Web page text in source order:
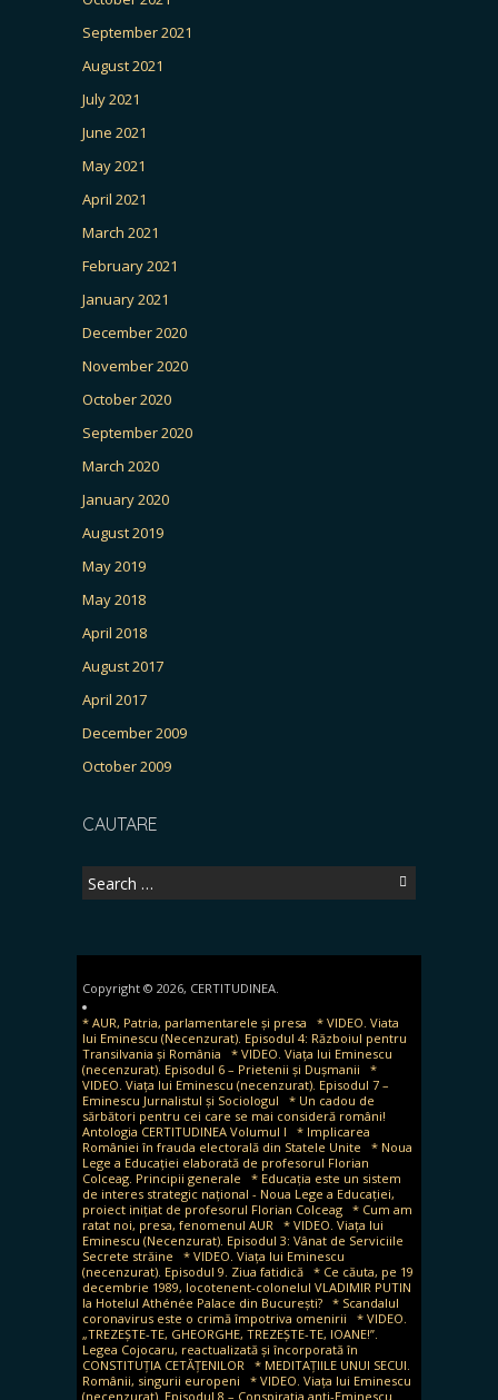
September 2021
August 2021
July 2021
June 2021
May 2021
April 2021
March 2021
February 2021
January 2021
December 2020
November 2020
October 2020
September 2020
March 2020
January 2020
August 2019
May 2019
May 2018
April 2018
August 2017
April 2017
December 2009
October 2009
CAUTARE
Search
for:
Copyright © 2026, CERTITUDINEA.
* AUR, Patria, parlamentarele și presa
* VIDEO. Viata
lui Eminescu (Necenzurat). Episodul 4: Războiul pentru
Transilvania și România
* VIDEO. Viața lui Eminescu
(necenzurat). Episodul 6 – Prietenii și Dușmanii
*
VIDEO. Viața lui Eminescu (necenzurat). Episodul 7 –
Eminescu Jurnalistul și Sociologul
* Un cadou de
sărbători pentru cei care se mai consideră români!
Antologia CERTITUDINEA Volumul I
* Implicarea
României în frauda electorală din Statele Unite
* Noua
Lege a Educației elaborată de profesorul Florian
Colceag. Principii generale
* Educația este un sistem
de interes strategic național - Noua Lege a Educației,
proiect inițiat de profesorul Florian Colceag * Cum am
ratat noi, presa, fenomenul AUR * VIDEO. Viața lui
Eminescu (Necenzurat). Episodul 3: Vânat de Serviciile
Secrete străine
* VIDEO. Viața lui Eminescu
(necenzurat). Episodul 9. Ziua fatidică * Ce căuta, pe 19
decembrie 1989, locotenent-colonelul VLADIMIR PUTIN
la Hotelul Athénée Palace din București? * Scandalul
coronavirus este o crimă împotriva omenirii
* VIDEO.
„TREZEȘTE-TE, GHEORGHE, TREZEȘTE-TE, IOANE!”.
Legea Cojocaru, reactualizată și încorporată în
CONSTITUȚIA CETĂȚENILOR * MEDITAȚIILE UNUI SECUI.
Românii, singurii europeni
* VIDEO. Viața lui Eminescu
(necenzurat). Episodul 8 – Conspirația anti-Eminescu